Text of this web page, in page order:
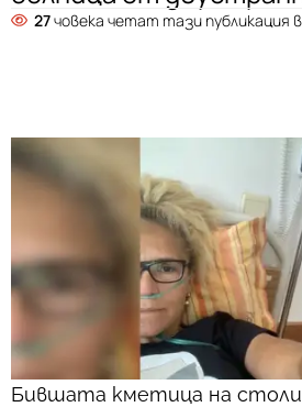
27човека четат тази публикация
Бившата кметица на